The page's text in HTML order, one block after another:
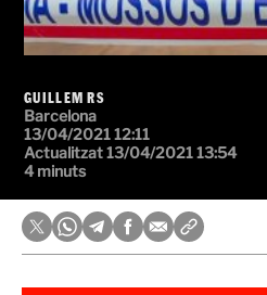
GUILLEM RS
Barcelona
13/04/2021 12:11
Actualitzat 13/04/2021 13:54
4 minuts